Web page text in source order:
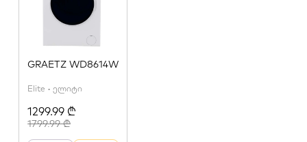
GRAETZ WD8614W
Elite • ელიტი
1299.99 ₾
1799.99 ₾